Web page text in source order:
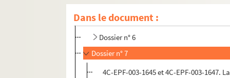
Dans le document :
Dossier n° 4
Dossier n° 5
Dossier n° 6
Dossier n° 7
4C-EPF-003-1645 et 4C-EPF-003-1647.